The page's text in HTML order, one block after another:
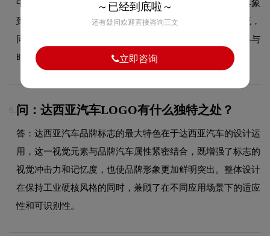
中经历了持续优化与迭代，整体呈现出从复杂到简约、从具象
到抽象的现代化演变趋势。每一次更新都紧跟时代审美潮流，
同时保持品牌核心识别元素的延续性，使品牌视觉形象始终与
时俱进，历久弥新。
6. 问：达西亚汽车LOGO有什么独特之处？
答：达西亚汽车品牌标志的最大特色在于达西亚汽车的设计运
用，这一视觉元素与品牌汽车属性紧密结合，既增强了标志的
视觉冲击力和记忆度，也使品牌形象更加鲜明突出。整体设计
在保持工业硬核风格的同时，兼顾了在不同应用场景下的适应
性和可识别性。
～已经到底啦～
还有疑问欢迎直接咨询三文
立即咨询